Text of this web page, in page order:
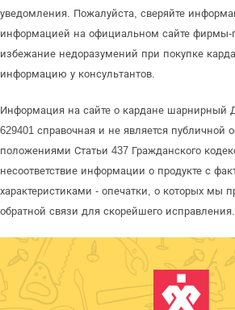
уведомления. Пожалуйста, сверяйте
информацией на официальном сайте фирмы-
избежание недоразумений при покупке
информацию у консультантов.
Информация на сайте о кардане шарнирный
629401 справочная и не является публичной
положениями Статьи 437 Гражданского
несоответствие информации о продукте с
характеристиками - опечатки, о которых мы
обратной связи для скорейшего исправления.